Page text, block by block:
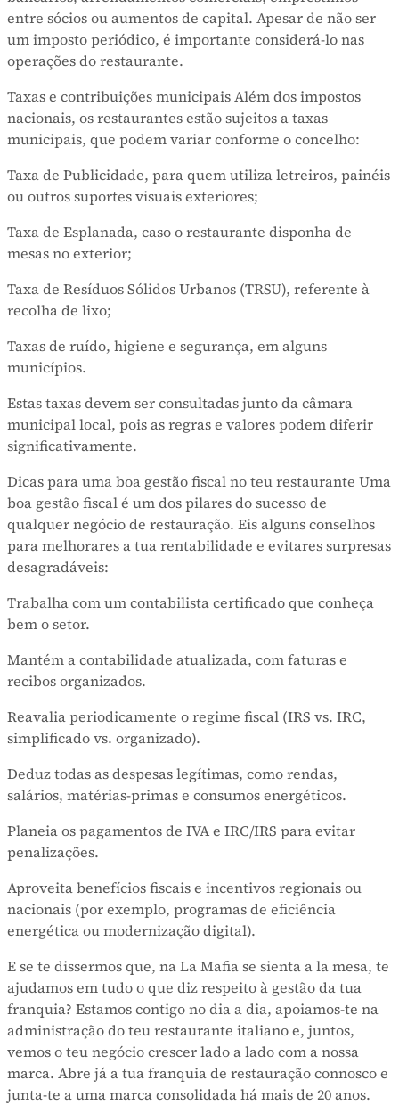
entre sócios ou aumentos de capital. Apesar de não ser
um imposto periódico, é importante considerá-lo nas
operações do restaurante.
Taxas e contribuições municipais Além dos impostos
nacionais, os restaurantes estão sujeitos a taxas
municipais, que podem variar conforme o concelho:
Taxa de Publicidade, para quem utiliza letreiros, painéis
ou outros suportes visuais exteriores;
Taxa de Esplanada, caso o restaurante disponha de
mesas no exterior;
Taxa de Resíduos Sólidos Urbanos (TRSU), referente à
recolha de lixo;
Taxas de ruído, higiene e segurança, em alguns
municípios.
Estas taxas devem ser consultadas junto da câmara
municipal local, pois as regras e valores podem diferir
significativamente.
Dicas para uma boa gestão fiscal no teu restaurante Uma
boa gestão fiscal é um dos pilares do sucesso de
qualquer negócio de restauração. Eis alguns conselhos
para melhorares a tua rentabilidade e evitares surpresas
desagradáveis:
Trabalha com um contabilista certificado que conheça
bem o setor.
Mantém a contabilidade atualizada, com faturas e
recibos organizados.
Reavalia periodicamente o regime fiscal (IRS vs. IRC,
simplificado vs. organizado).
Deduz todas as despesas legítimas, como rendas,
salários, matérias-primas e consumos energéticos.
Planeia os pagamentos de IVA e IRC/IRS para evitar
penalizações.
Aproveita benefícios fiscais e incentivos regionais ou
nacionais (por exemplo, programas de eficiência
energética ou modernização digital).
E se te dissermos que, na La Mafia se sienta a la mesa, te
ajudamos em tudo o que diz respeito à gestão da tua
franquia? Estamos contigo no dia a dia, apoiamos-te na
administração do teu restaurante italiano e, juntos,
vemos o teu negócio crescer lado a lado com a nossa
marca. Abre já a tua franquia de restauração connosco e
junta-te a uma marca consolidada há mais de 20 anos.